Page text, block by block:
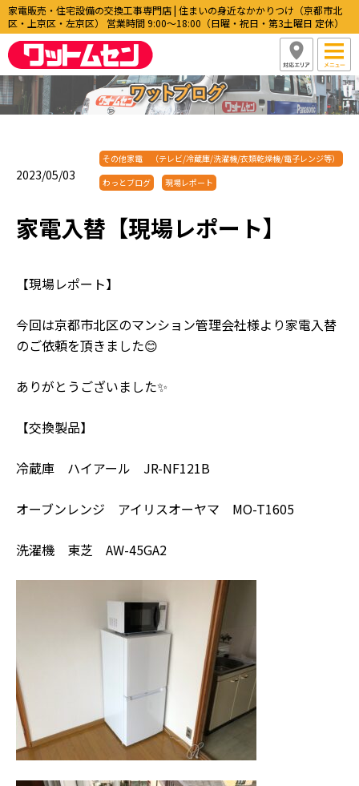
家電販売・住宅設備の交換工事専門店 | 住まいの身近なかかりつけ（京都市北
区・上京区・左京区） 営業時間 9:00〜18:00（日曜・祝日・第3土曜日 定休）
2023/05/03
その他家電 （テレビ/冷蔵庫/洗濯機/衣類乾燥機/電子レンジ等）
わっとブログ
現場レポート
家電入替【現場レポート】
【現場レポート】
今回は京都市北区のマンション管理会社様より家電入替
のご依頼を頂きました😊
ありがとうございました✨
【交換製品】
冷蔵庫 ハイアール JR-NF121B
オーブンレンジ アイリスオーヤマ MO-T1605
洗濯機 東芝 AW-45GA2